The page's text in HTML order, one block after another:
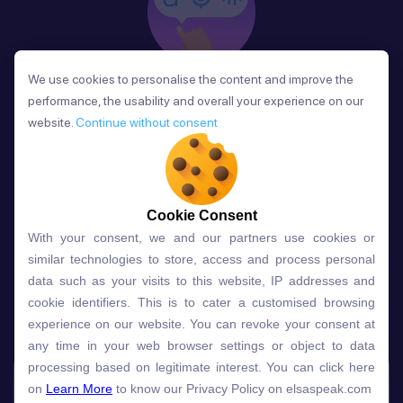
Phản Hồi
Sau mỗi bài học, người học nhận phản hồi về phát
âm và ngữ pháp ngay lập tức, giúp cải thiện kỹ năng
và tiến bộ nhanh chóng.
Lựa chọn gói học ELSA dành
cho bạn
Gói học Free Premium
Speech Analyzer
We use cookies to personalise the content and improve the
performance, the usability and overall your experience on our
website. Continue without consent
Cookie Consent
With your consent, we and our partners use cookies or
similar technologies to store, access and process personal
data such as your visits to this website, IP addresses and
cookie identifiers. This is to cater a customised browsing
experience on our website. You can revoke your consent at
any time in your web browser settings or object to data
processing based on legitimate interest. You can click here
on Learn More to know our Privacy Policy on elsaspeak.com
We use cookies to personalise the content and improve the
performance, the usability and overall your experience on our
website. Continue without consent
Cookie Consent
With your consent, we and our partners use cookies or
similar technologies to store, access and process personal
data such as your visits to this website, IP addresses and
cookie identifiers. This is to cater a customised browsing
experience on our website. You can revoke your consent at
any time in your web browser settings or object to data
processing based on legitimate interest. You can click here
on Learn More to know our Privacy Policy on elsaspeak.com